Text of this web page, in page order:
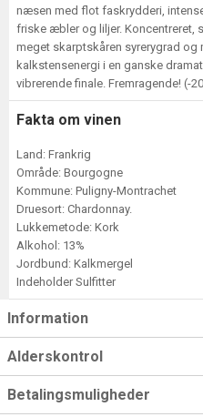
næsen med flot faskrydderi,
friske æbler og liljer. Koncentreret,
meget skarptskåren syrerygrad og
kalkstensenergi i en ganske
vibrerende finale. Fremragende! (-
Fakta om vinen
Land: Frankrig
Område: Bourgogne
Kommune: Puligny-Montrachet
Druesort: Chardonnay.
Lukkemetode: Kork
Alkohol: 13%
Jordbund: Kalkmergel
Indeholder Sulfitter
Information
Alderskontrol
Betalingsmuligheder